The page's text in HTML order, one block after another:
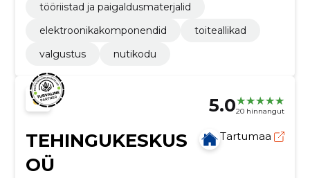
tööriistad ja paigaldusmaterjalid
elektroonikakomponendid
toiteallikad
valgustus
nutikodu
5.020 hinnangut
TEHINGUKESKUS
OÜ
Tartumaa